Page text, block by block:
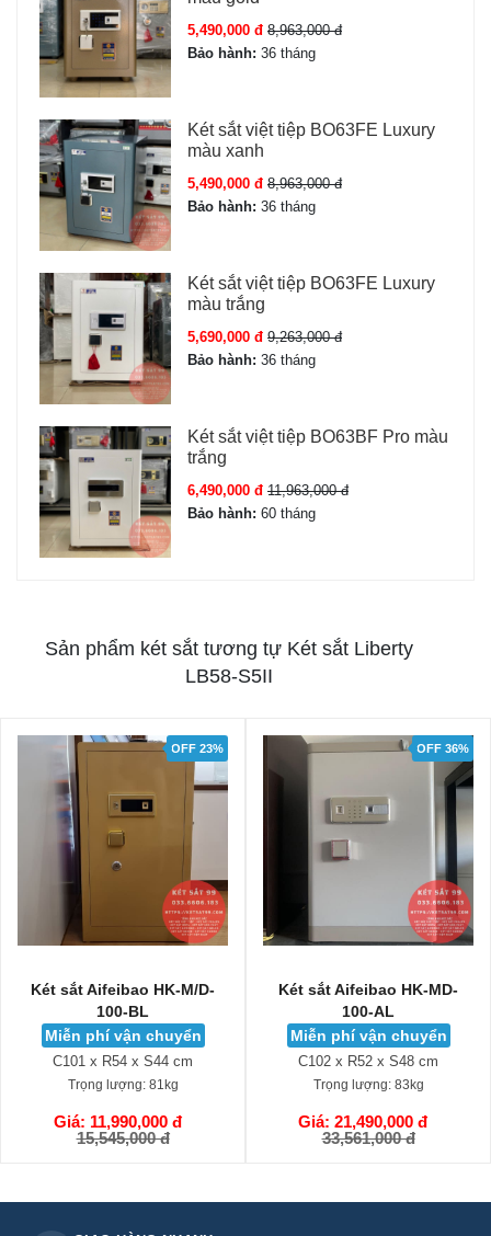
5,490,000 đ 8,963,000 đ
Bảo hành: 36 tháng
Két sắt việt tiệp BO63FE Luxury
màu xanh
5,490,000 đ 8,963,000 đ
Bảo hành: 36 tháng
Két sắt việt tiệp BO63FE Luxury
màu trắng
5,690,000 đ 9,263,000 đ
Bảo hành: 36 tháng
Két sắt việt tiệp BO63BF Pro màu
trắng
6,490,000 đ 11,963,000 đ
Bảo hành: 60 tháng
Sản phẩm két sắt tương tự Két sắt Liberty
LB58-S5II
OFF 23%
Két sắt Aifeibao HK-M/D-
100-BL
Miễn phí vận chuyển
C101 x R54 x S44 cm
Trọng lượng:81kg
Giá: 11,990,000 đ
15,545,000 đ
GIỎ HÀNG
OFF 36%
Két sắt Aifeibao HK-MD-
100-AL
Miễn phí vận chuyển
C102 x R52 x S48 cm
Trọng lượng:83kg
Giá: 21,490,000 đ
33,561,000 đ
GIỎ HÀNG